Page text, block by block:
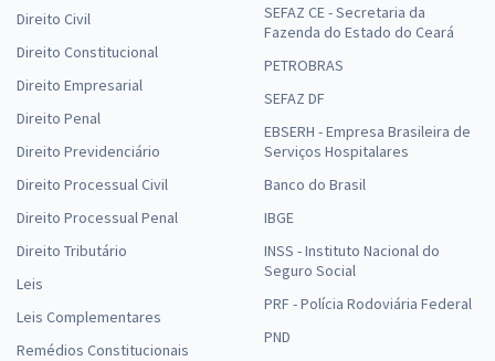
Direito Civil
Direito Constitucional
Direito Empresarial
Direito Penal
Direito Previdenciário
Direito Processual Civil
Direito Processual Penal
Direito Tributário
Leis
Leis Complementares
Remédios Constitucionais
SEFAZ CE - Secretaria da
Fazenda do Estado do Ceará
PETROBRAS
SEFAZ DF
EBSERH - Empresa Brasileira de
Serviços Hospitalares
Banco do Brasil
IBGE
INSS - Instituto Nacional do
Seguro Social
PRF - Polícia Rodoviária Federal
PND